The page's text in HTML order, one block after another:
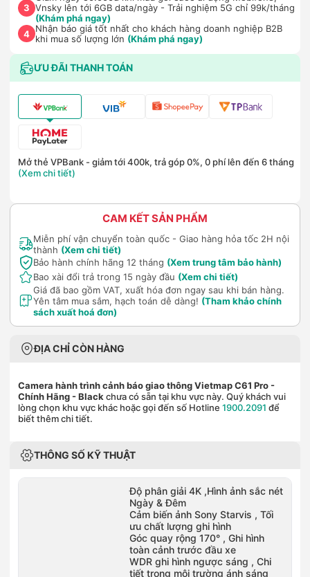
3 Vnsky lên tới 6GB data/ngày - Trải nghiệm 5G chỉ 99k/tháng
(Khám phá ngay)
4 Nhận báo giá tốt nhất cho khách hàng doanh nghiệp B2B
khi mua số lượng lớn (Khám phá ngay)
ƯU ĐÃI THANH TOÁN
Mở thẻ VPBank - giảm tới 400k, trả góp 0%, 0 phí lên đến 6 tháng
(Xem chi tiết)
CAM KẾT SẢN PHẨM
Miễn phí vận chuyển toàn quốc - Giao hàng hỏa tốc 2H nội
thành (Xem chi tiết)
Bảo hành chính hãng 12 tháng (Xem trung tâm bảo hành)
Bao xài đổi trả trong 15 ngày đầu (Xem chi tiết)
Giá đã bao gồm VAT, xuất hóa đơn ngay sau khi bán hàng.
Yên tâm mua sắm, hạch toán dễ dàng! (Tham khảo chính
sách xuất hoá đơn)
ĐỊA CHỈ CÒN HÀNG
Camera hành trình cảnh báo giao thông Vietmap C61 Pro -
Chính Hãng - Black chưa có sẵn tại khu vực này. Quý khách vui
lòng chọn khu vực khác hoặc gọi đến số Hotline 1900.2091 để
biết thêm chi tiết.
THÔNG SỐ KỸ THUẬT
Độ phân giải 4K ,Hình ảnh sắc nét
Ngày & Đêm
Cảm biến ảnh Sony Starvis , Tối
ưu chất lượng ghi hình
Góc quay rộng 170° , Ghi hình
toàn cảnh trước đầu xe
WDR ghi hình ngược sáng , Chi
tiết trong môi trường ánh sáng